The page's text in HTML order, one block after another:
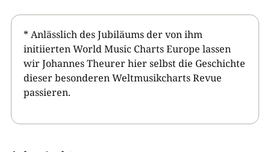
* Anlässlich des Jubiläums der von ihm
initiierten World Music Charts Europe lassen
wir Johannes Theurer hier selbst die Geschichte
dieser besonderen Weltmusikcharts Revue
passieren.